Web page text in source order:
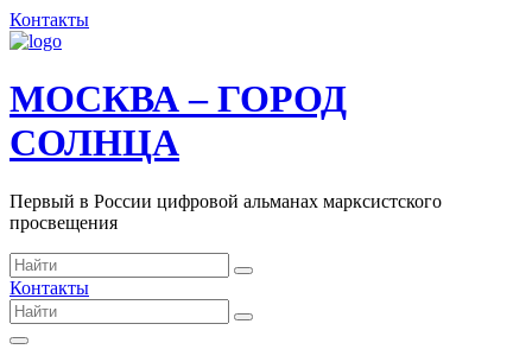
Контакты
МОСКВА – ГОРОД
СОЛНЦА
Первый в России цифровой альманах марксистского
просвещения
Контакты